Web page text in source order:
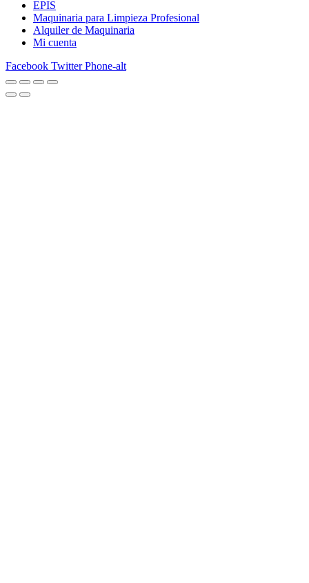
EPIS
Maquinaria para Limpieza Profesional
Alquiler de Maquinaria
Mi cuenta
Facebook Twitter Phone-alt